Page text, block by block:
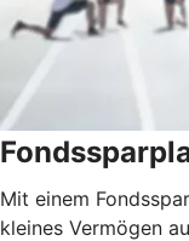
Mit einem
kleines Vermögen